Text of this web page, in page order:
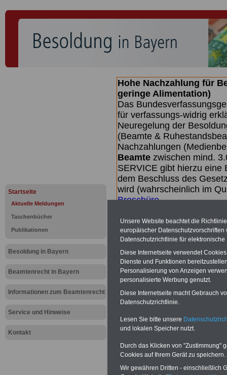
Startseite
Aktuelle Meldungen
Taschenbücher
Publikationen
Besoldung in Bayern
Beamtenrecht in Bayern
Informationen zum Beamtenrecht
Service und Hinweise
Kontakt
Hohe Nachzahlung für
geringe Alimentation)
Das
für verfassungs-widrig
Neuregelung der
(Beamte &
Nachzahlungen
Beamte zwischen mind.
SERVICE gibt hierzu eine
dem Beschluss des
wird (wahrscheinlich im
Broschüre.
Meldung
BEHÖRDEN-ABOmit drei
nur 25,00 Euro: Wissenswertes für
sorgungsrecht (Bund/Länder) sowie
Beihilferecht in Bund und Ländern.
drei Ratgeber sind übersichtlich
und erläutern auch komplizierte
Unsere Website beachtet die
europäischer
Datenschutzrichtlinie für
Diese Internetseite verwendet
Dienste und Funktionen
Personalisierung von Anzeigen
personalisierte Werbung genutzt.
Diese Internetseite macht Gebrauch
Datenschutzrichtlinie.
Lesen Sie bitte unsere
und lokalen Speicher nutzt.
Durch das Klicken von "Zustimmung"
Cookies auf Ihrem Gerät zu speichern.
Wir gewähren Dritten - einschließlich